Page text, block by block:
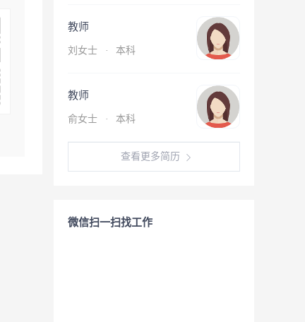
教师
刘女士 · 本科
教师
俞女士 · 本科
查看更多简历
微信扫一扫找工作